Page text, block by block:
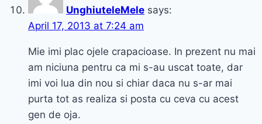
UnghiuteleMele says:
April 17, 2013 at 7:24 am
Mie imi plac ojele crapacioase. In prezent nu mai
am niciuna pentru ca mi s-au uscat toate, dar
imi voi lua din nou si chiar daca nu s-ar mai
purta tot as realiza si posta cu ceva cu acest
gen de oja.